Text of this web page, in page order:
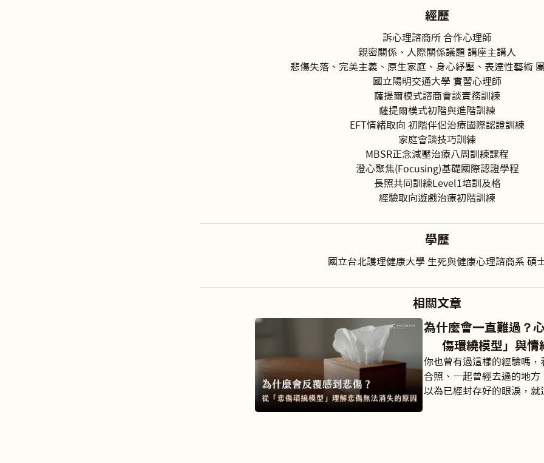
經歷
訴心理諮商所 合作心理師
親密關係、人際關係議題 講座主講人
悲傷失落、完美主義、原生家庭、身心紓壓、表達性藝術
國立陽明交通大學 實習心理師
薩提爾模式諮商會談實務訓練
薩提爾模式初階與進階訓練
EFT情緒取向 初階伴侶治療國際認證訓練
家庭會談技巧訓練
MBSR正念減壓治療八周訓練課程
澄心聚焦(Focusing)基礎國際認證學程
長照共同訓練Level1培訓及格
經驗取向遊戲治療初階訓練
學歷
國立台北護理健康大學 生死與健康心理諮商系 碩
相關文章
為什麼會一直難過？
傷環繞模型」與情
你也曾有過這樣的經驗嗎，
合照、一起曾經去過的地方
以為已經封存好的眼淚，就